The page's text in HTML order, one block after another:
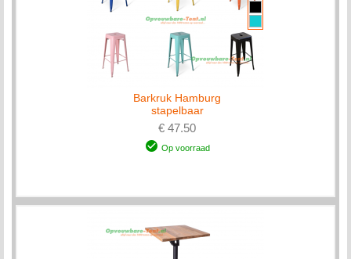
Barkruk Hamburg
stapelbaar
€ 47.50
Op voorraad